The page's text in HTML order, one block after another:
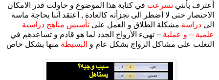
أعترف بأنني تسرعت في كتابة هذا الموضوع و حاولت قدر الامكان
الاختصار حتى لا أضطر الى تجزأته كالعادة , أعتقد أننا بحاجة ماسة
الى دراسة مشكلة الطلاق و العمل على تأسيس مناهج دراسية
علمية – و عملية – تهيء الأزواج الجدد لما هو قادم و تساعدهم في
التغلب على مشاكل الزواج بشكل عام و البسيطة منها بشكل خاص